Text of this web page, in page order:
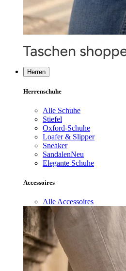
Herren
Herrenschuhe
Alle Schuhe
Stiefel
Oxford-Schuhe
Loafer & Slipper
Sneaker
SandalenNeu
Elegante Schuhe
Accessoires
Alle Accessoires